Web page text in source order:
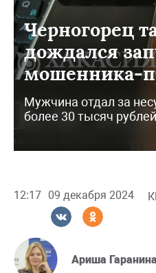
Черногорец
дождался
мошенника-
Мужчина отдал за
более 30 тысяч рублей
12:17 09 декабря 2024
Ариша Гаранина